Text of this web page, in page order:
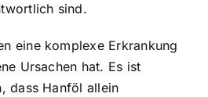
sind.
eine komplexe Erkrankung
Ursachen hat. Es ist
dass Hanföl allein